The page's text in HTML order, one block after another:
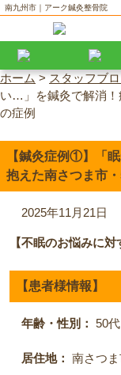
南九州市｜アーク鍼灸整骨院
ホーム>スタッフブ
い…」を鍼灸で解消！
の症例
【鍼灸症例①】「
抱えた南さつま市
2025年11月21日
【不眠のお悩みに対
【患者様情報】
年齢・性別： 50
居住地： 南さつ